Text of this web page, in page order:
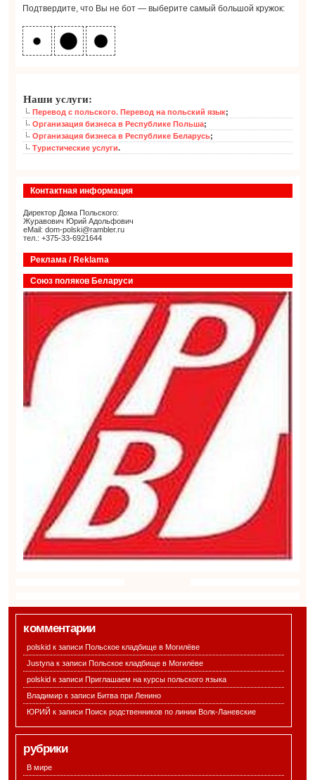
Подтвердите, что Вы не бот — выберите самый большой кружок:
Наши услуги:
Перевод с польского. Перевод на польский язык;
Организация бизнеса в Республике Польша;
Организация бизнеса в Республике Беларусь;
Туристические услуги.
Контактная информация
Директор Дома Польского:
Журавович Юрий Адольфович
eMail: dom-polski@rambler.ru
тел.: +375-33-6921644
Реклама / Reklama
Союз поляков Беларуси
комментарии
polskid к записиПольское кладбище в Могилёве
Justyna к записиПольское кладбище в Могилёве
polskid к записиПриглашаем на курсы польского языка
Владимир к записи Битва при Ленино
ЮРИЙ к записиПоиск родственников по линии Волк-Ланевские
рубрики
В мире